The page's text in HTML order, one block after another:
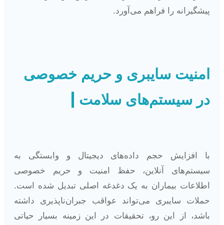
پیشگیرانه را فراهم می‌آورد.
امنیت سایبری و حریم خصوصی
در سیستم‌های سلامت
با افزایش حجم داده‌های دیجیتال و وابستگی به
سیستم‌های آنلاین، حفظ امنیت و حریم خصوصی
اطلاعات بیماران به یک دغدغه اصلی تبدیل شده است.
حملات سایبری می‌تواند عواقب جبران‌ناپذیری داشته
باشد، از این رو، تحقیقات در این زمینه بسیار حیاتی